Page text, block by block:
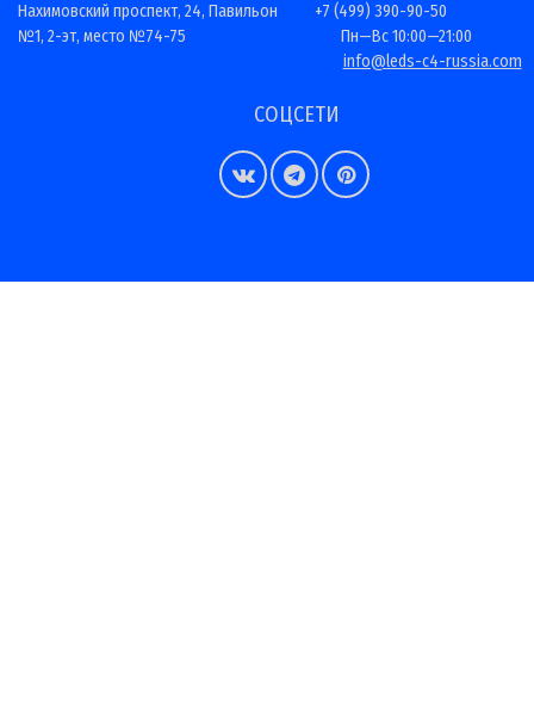
Нахимовский проспект, 24, Павильон
№1, 2-эт, место №74-75
+7 (499) 390-90-50
Пн—Вс 10:00—21:00
info@leds-c4-russia.com
СОЦСЕТИ